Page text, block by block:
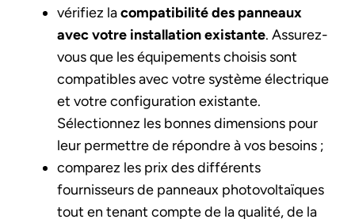
vérifiez lacompatibilité des panneaux
avec votre installation existante. Assurez-
vous que les équipements choisis sont
compatibles avec votre système électrique
et votre configuration existante.
Sélectionnez les bonnes dimensions pour
leur permettre de répondre à vos besoins ;
comparez les prix des différents
fournisseurs de panneaux photovoltaïques
tout en tenant compte de la qualité, de la